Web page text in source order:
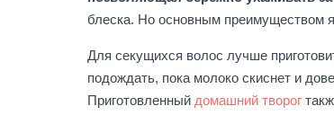
блеска. Но основным преимуществом
Для секущихся волос лучше
подождать, пока молоко скиснет и
Приготовленный домашний творог